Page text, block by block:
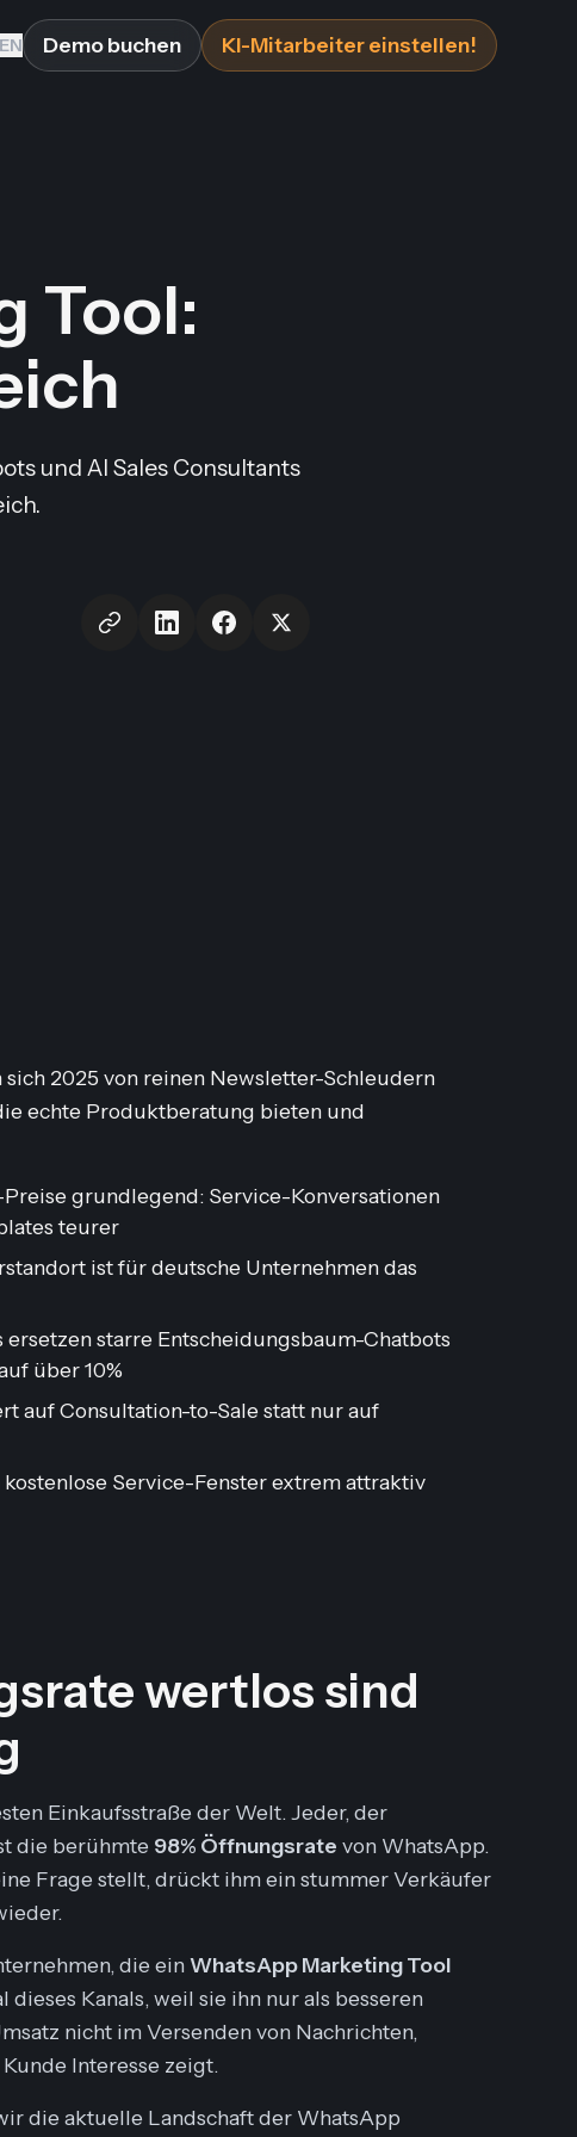
EN Demo buchen KI-Mitarbeiter einstellen!
Tool:
und AI Sales Consultants
2025 von reinen Newsletter-Schleudern
echte Produktberatung bieten und
grundlegend: Service-Konversationen
teurer
ist für deutsche Unternehmen das
starre Entscheidungsbaum-Chatbots
über 10%
aufConsultation-to-Salestatt nur auf
Service-Fenster extrem attraktiv
wertlos sind
Einkaufsstraße der Welt. Jeder, der
die berühmte 98% Öffnungsrate von WhatsApp.
Frage stellt, drückt ihm ein stummer Verkäufer
die einWhatsApp Marketing Tool
dieses Kanals, weil sie ihn nur als besseren
nicht im Versenden von Nachrichten,
Interesse zeigt.
die aktuelle Landschaft der WhatsApp